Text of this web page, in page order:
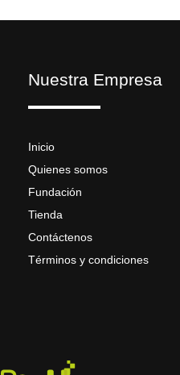
Nuestra Empresa
Inicio
Quienes somos
Fundación
Tienda
Contáctenos
Términos y condiciones